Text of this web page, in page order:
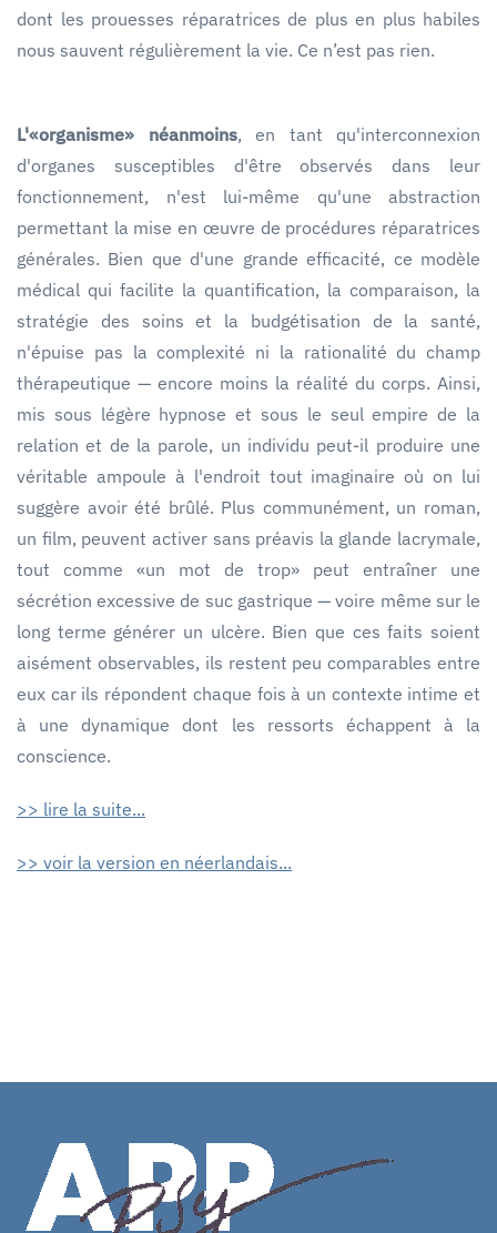
dont les prouesses réparatrices de plus en plus habiles
nous sauvent régulièrement la vie. Ce n’est pas rien.
L'«organisme» néanmoins, en tant qu'interconnexion
d'organes susceptibles d'être observés dans leur
fonctionnement, n'est lui-même qu'une abstraction
permettant la mise en œuvre de procédures réparatrices
générales. Bien que d'une grande efficacité, ce modèle
médical qui facilite la quantification, la comparaison, la
stratégie des soins et la budgétisation de la santé,
n'épuise pas la complexité ni la rationalité du champ
thérapeutique — encore moins la réalité du corps. Ainsi,
mis sous légère hypnose et sous le seul empire de la
relation et de la parole, un individu peut-il produire une
véritable ampoule à l'endroit tout imaginaire où on lui
suggère avoir été brûlé. Plus communément, un roman,
un film, peuvent activer sans préavis la glande lacrymale,
tout comme «un mot de trop» peut entraîner une
sécrétion excessive de suc gastrique — voire même sur le
long terme générer un ulcère. Bien que ces faits soient
aisément observables, ils restent peu comparables entre
eux car ils répondent chaque fois à un contexte intime et
à une dynamique dont les ressorts échappent à la
conscience.
>> lire la suite...
>> voir la version en néerlandais...